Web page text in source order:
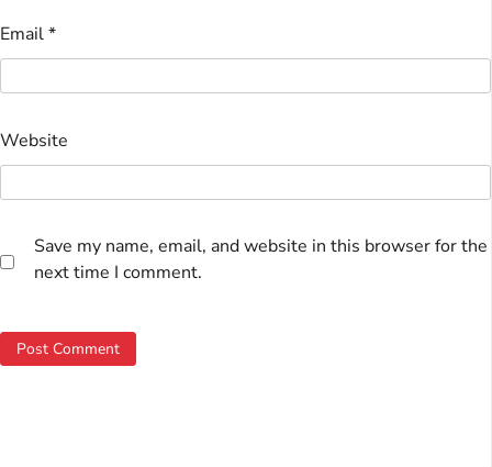
Email*
Website
Save my name, email, and website in this browser for the
next time I comment.